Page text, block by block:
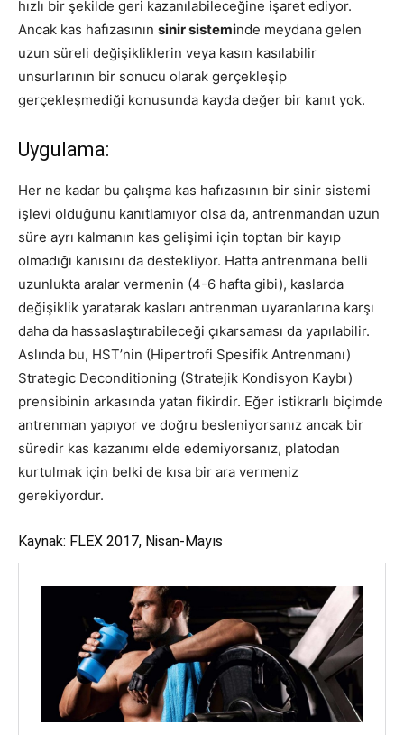
hızlı bir şekilde geri kazanılabileceğine işaret ediyor.
Ancak kas hafızasının sinir sisteminde meydana gelen
uzun süreli değişikliklerin veya kasın kasılabilir
unsurlarının bir sonucu olarak gerçekleşip
gerçekleşmediği konusunda kayda değer bir kanıt yok.
Uygulama:
Her ne kadar bu çalışma kas hafızasının bir sinir sistemi
işlevi olduğunu kanıtlamıyor olsa da, antrenmandan uzun
süre ayrı kalmanın kas gelişimi için toptan bir kayıp
olmadığı kanısını da destekliyor. Hatta antrenmana belli
uzunlukta aralar vermenin (4-6 hafta gibi), kaslarda
değişiklik yaratarak kasları antrenman uyaranlarına karşı
daha da hassaslaştırabileceği çıkarsaması da yapılabilir.
Aslında bu, HST’nin (Hipertrofi Spesifik Antrenmanı)
Strategic Deconditioning (Stratejik Kondisyon Kaybı)
prensibinin arkasında yatan fikirdir. Eğer istikrarlı biçimde
antrenman yapıyor ve doğru besleniyorsanız ancak bir
süredir kas kazanımı elde edemiyorsanız, platodan
kurtulmak için belki de kısa bir ara vermeniz
gerekiyordur.
Kaynak: FLEX 2017, Nisan-Mayıs